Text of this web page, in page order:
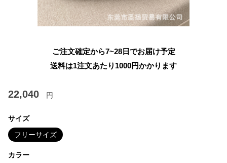
ご注文確定から7~28日でお届け予定
送料は1注文あたり 1000円かかります
22,040 円
サイズ
フリーサイズ
カラー